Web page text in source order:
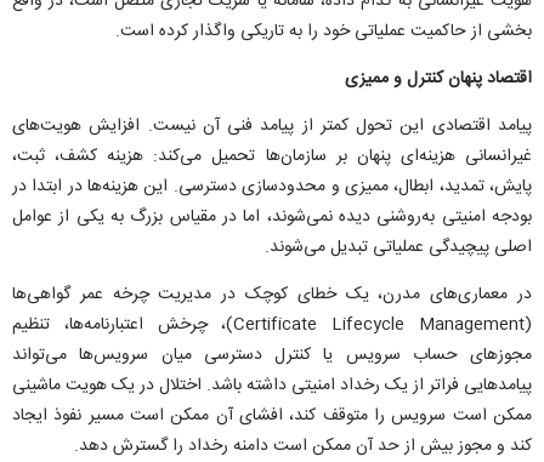
بخشی از حاکمیت عملیاتی خود را به تاریکی واگذار کرده است.
اقتصاد پنهان کنترل و ممیزی
پیامد اقتصادی این تحول کمتر از پیامد فنی آن نیست. افزایش هویت‌های
غیرانسانی هزینه‌ای پنهان بر سازمان‌ها تحمیل می‌کند: هزینه کشف، ثبت،
پایش، تمدید، ابطال، ممیزی و محدودسازی دسترسی. این هزینه‌ها در ابتدا در
بودجه امنیتی به‌روشنی دیده نمی‌شوند، اما در مقیاس بزرگ به یکی از عوامل
اصلی پیچیدگی عملیاتی تبدیل می‌شوند.
در معماری‌های مدرن، یک خطای کوچک در مدیریت چرخه عمر گواهی‌ها
(Certificate Lifecycle Management)، چرخش اعتبارنامه‌ها، تنظیم
مجوز‌های حساب سرویس یا کنترل دسترسی میان سرویس‌ها می‌تواند
پیامد‌هایی فراتر از یک رخداد امنیتی داشته باشد. اختلال در یک هویت ماشینی
ممکن است سرویس را متوقف کند، افشای آن ممکن است مسیر نفوذ ایجاد
کند و مجوز بیش از حد آن ممکن است دامنه رخداد را گسترش دهد.